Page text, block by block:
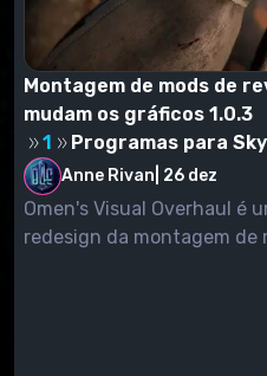
Montagem de mods de
mudam os gráficos 1.0.3
1
Programas para
Anne Rivan 26 dez
Omen's Visual Overhaul é
redesign da montagem de